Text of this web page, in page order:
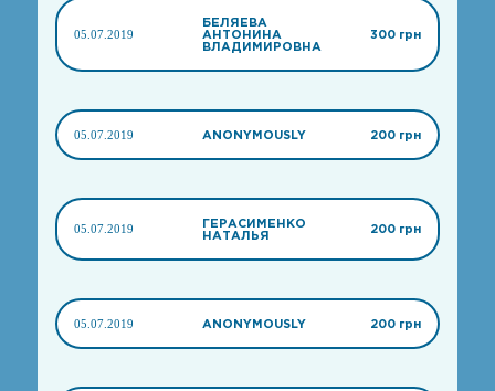
05.07.2019
БЕЛЯЕВА
АНТОНИНА
ВЛАДИМИРОВНА
300 грн
05.07.2019 ANONYMOUSLY 200 грн
05.07.2019
ГЕРАСИМЕНКО
НАТАЛЬЯ
200 грн
05.07.2019 ANONYMOUSLY 200 грн